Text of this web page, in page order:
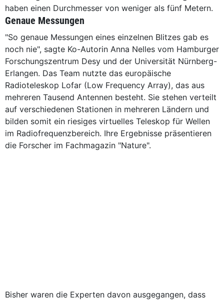
haben einen Durchmesser von weniger als fünf Metern.
Genaue Messungen
"So genaue Messungen eines einzelnen Blitzes gab es
noch nie", sagte Ko-Autorin Anna Nelles vom Hamburger
Forschungszentrum Desy und der Universität Nürnberg-
Erlangen. Das Team nutzte das europäische
Radioteleskop Lofar (Low Frequency Array), das aus
mehreren Tausend Antennen besteht. Sie stehen verteilt
auf verschiedenen Stationen in mehreren Ländern und
bilden somit ein riesiges virtuelles Teleskop für Wellen
im Radiofrequenzbereich. Ihre Ergebnisse präsentieren
die Forscher im Fachmagazin "Nature".
Bisher waren die Experten davon ausgegangen, dass